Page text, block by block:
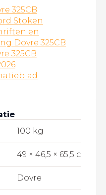
325CB
Stoken
en
Dovre 325CB
325CB
100 kg
49 × 46,5 × 65,5 cm
Dovre